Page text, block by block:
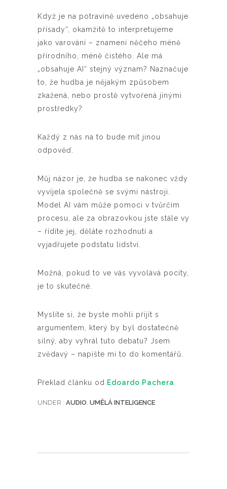
Když je na potravině uvedeno „obsahuje
přísady“, okamžitě to interpretujeme
jako varování – znamení něčeho méně
přírodního, méně čistého. Ale má
„obsahuje AI“ stejný význam? Naznačuje
to, že hudba je nějakým způsobem
zkažená, nebo prostě vytvořená jinými
prostředky?
Každý z nás na to bude mít jinou
odpověď.
Můj názor je, že hudba se nakonec vždy
vyvíjela společně se svými nástroji.
Model AI vám může pomoci v tvůrčím
procesu, ale za obrazovkou jste stále vy
– řídíte jej, děláte rozhodnutí a
vyjadřujete podstatu lidství.
Možná, pokud to ve vás vyvolává pocity,
je to skutečné.
Myslíte si, že byste mohli přijít s
argumentem, který by byl dostatečně
silný, aby vyhrál tuto debatu? Jsem
zvědavý – napište mi to do komentářů.
Překlad článku od Edoardo Pachera
UNDER : AUDIO, UMĚLÁ INTELIGENCE